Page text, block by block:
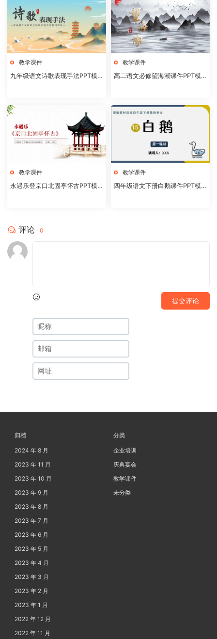
教学课件
九年级语文诗歌表现手法PPT模
教学课件
高二语文必修望海潮课件PPT模
教学课件
永遇乐登京口北固亭怀古PPT模
教学课件
四年级语文下册白鹅课件PPT模
评论 0
提交评论
归档
2024 年 8 月
2023 年 11 月
2023 年 10 月
2023 年 9 月
2023 年 8 月
2023 年 7 月
2023 年 6 月
2023 年 5 月
2023 年 4 月
2023 年 3 月
2023 年 2 月
2023 年 1 月
2022 年 12 月
2022 年 11 月
分类
企业培训
庆典宴会
教学课件
未分类